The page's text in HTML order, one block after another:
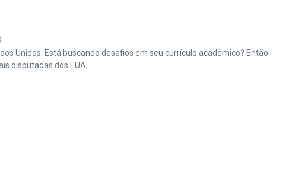
Unidos. Está buscando desafios em seu currículo acadêmico? Então
disputadas dos EUA,...